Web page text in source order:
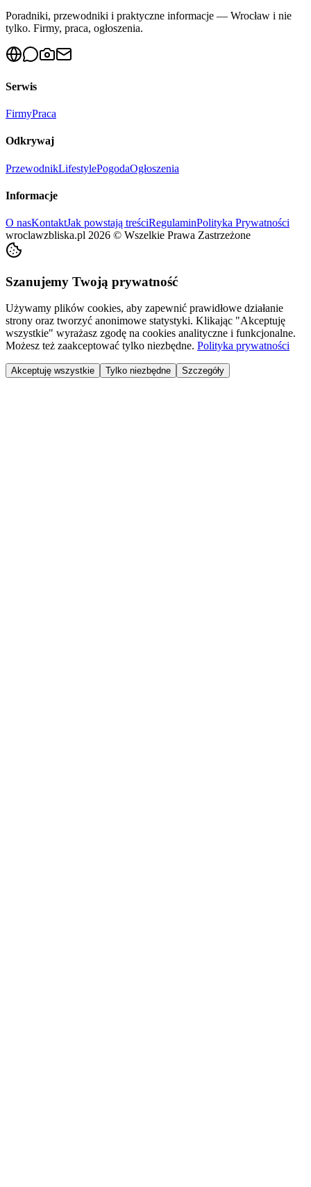
Poradniki, przewodniki i praktyczne informacje — Wrocław i nie
tylko. Firmy, praca, ogłoszenia.
Serwis
FirmyPraca
Odkrywaj
PrzewodnikLifestylePogodaOgłoszenia
Informacje
O nasKontaktJak powstają treściRegulaminPolityka Prywatności
wroclawzbliska.pl 2026 © Wszelkie Prawa Zastrzeżone
Szanujemy Twoją prywatność
Używamy plików cookies, aby zapewnić prawidłowe działanie
strony oraz tworzyć anonimowe statystyki. Klikając "Akceptuję
wszystkie" wyrażasz zgodę na cookies analityczne i funkcjonalne.
Możesz też zaakceptować tylko niezbędne. Polityka prywatności
Akceptuję wszystkie Tylko niezbędne Szczegóły